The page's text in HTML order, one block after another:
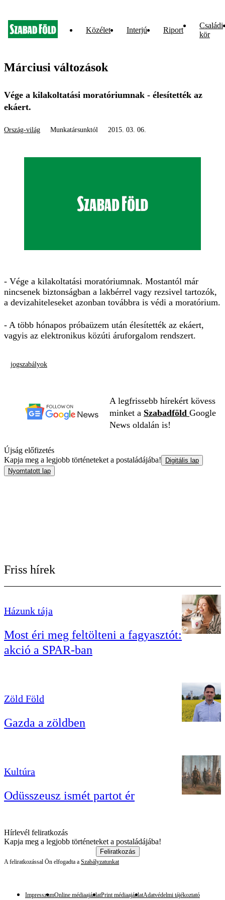
Közélet Interjú Riport
Családi
kör
Márciusi változások
Vége a kilakoltatási moratóriumnak - élesítették az
ekáert.
Ország-világ Munkatársunktól 2015. 03. 06.
- Vége a kilakoltatási moratóriumnak. Mostantól már
nincsenek biztonságban a lakbérrel vagy rezsivel tartozók,
a devizahiteleseket azonban továbbra is védi a moratórium.
- A több hónapos próbaüzem után élesítették az ekáert,
vagyis az elektronikus közúti áruforgalom rendszert.
jogszabályok
A legfrissebb hírekért kövess
minket a Szabadföld Google
News oldalán is!
Újság előfizetés
Kapja meg a legjobb történeteket a postaládájába!
Digitális lap
Nyomtatott lap
Friss hírek
Házunk tája
Most éri meg feltölteni a fagyasztót:
akció a SPAR-ban
Zöld Föld
Gazda a zöldben
Kultúra
Odüsszeusz ismét partot ér
Hírlevél feliratkozás
Kapja meg a legjobb történeteket a postaládájába!
Feliratkozás
A feliratkozással Ön elfogadta a Szabályzatunkat
ImpresszumOnline médiaajánlatPrint médiaajánlatAdatvédelmi tájékoztató